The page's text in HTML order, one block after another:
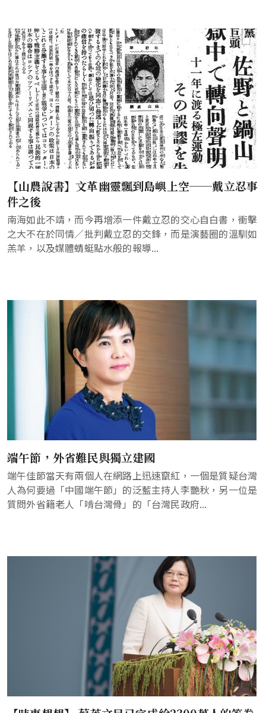
【山農說書】文革幽靈飄到島嶼上空──戴立忍事
件之後
南海如此不靖，而今再增添一件戴立忍的交心自白書，衝擊
之大不在於同情／批判戴立忍的交鋒，而是演藝圈的溫馴如
羔羊，以及媒體蜻蜓點水般的報導...
端午節，外省難民與獨立建國
端午佳節當天有兩個人在網路上迅速竄紅，一個是質疑台灣
人為何要過「中國端午節」的泛藍主持人李艷秋，另一位是
質問外省籍老人「啃台灣骨」的「台灣民政府...